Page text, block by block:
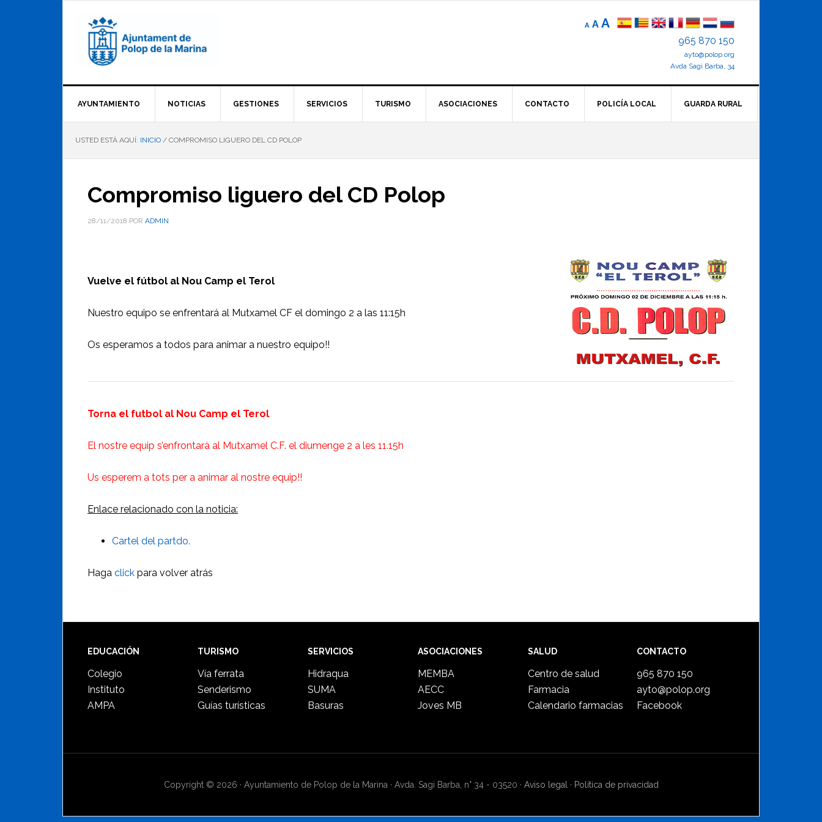
A
Reducir
elA Tamaño
AAumentar
de
letra
965 870 150
ayto@polop.org
Avda Sagi Barba, 34
AYUNTAMIENTO NOTICIAS GESTIONES SERVICIOS TURISMO ASOCIACIONES CONTACTO POLICÍA LOCAL GUARDA RURAL
USTED ESTÁ AQUÍ: INICIO / COMPROMISO LIGUERO DEL CD POLOP
Compromiso liguero del CD Polop
28/11/2018 POR ADMIN
Vuelve el fútbol al Nou Camp el Terol
Nuestro equipo se enfrentará al Mutxamel CF el domingo 2 a las 11:15h
Os esperamos a todos para animar a nuestro equipo!!
Torna el futbol al Nou Camp el Terol
El nostre equip s’enfrontarà al Mutxamel C.F. el diumenge 2 a les 11.15h
Us esperem a tots per a animar al nostre equip!!
Enlace relacionado con la noticia:
Cartel del partdo.
Haga click para volver atrás
Footer
EDUCACIÓN
Colegio
Instituto
AMPA
TURISMO
Vía ferrata
Senderismo
Guías turísticas
SERVICIOS
Hidraqua
SUMA
Basuras
ASOCIACIONES
MEMBA
AECC
Joves MB
SALUD
Centro de salud
Farmacia
Calendario farmacias
CONTACTO
965 870 150
ayto@polop.org
Facebook
Copyright © 2026 · Ayuntamiento de Polop de la Marina · Avda. Sagi Barba, n° 34 - 03520 · Aviso legal · Política de privacidad